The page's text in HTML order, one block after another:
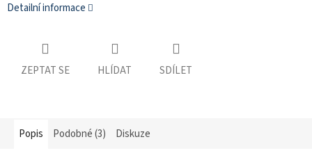
Detailní informace
ZEPTAT SE HLÍDAT SDÍLET
Popis Podobné (3) Diskuze